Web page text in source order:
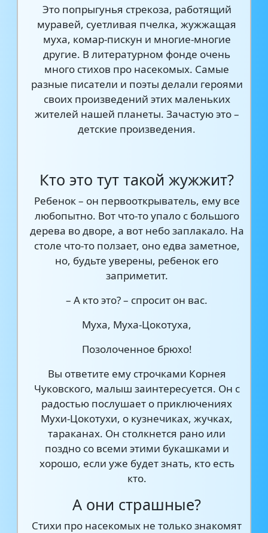
Это попрыгунья стрекоза, работящий
муравей, суетливая пчелка, жужжащая
муха, комар-пискун и многие-многие
другие. В литературном фонде очень
много стихов про насекомых. Самые
разные писатели и поэты делали героями
своих произведений этих маленьких
жителей нашей планеты. Зачастую это –
детские произведения.
Кто это тут такой жужжит?
Ребенок – он первооткрыватель, ему все
любопытно. Вот что-то упало с большого
дерева во дворе, а вот небо заплакало. На
столе что-то ползает, оно едва заметное,
но, будьте уверены, ребенок его
заприметит.
– А кто это? – спросит он вас.
Муха, Муха-Цокотуха,
Позолоченное брюхо!
Вы ответите ему строчками Корнея
Чуковского, малыш заинтересуется. Он с
радостью послушает о приключениях
Мухи-Цокотухи, о кузнечиках, жучках,
тараканах. Он столкнется рано или
поздно со всеми этими букашками и
хорошо, если уже будет знать, кто есть
кто.
А они страшные?
Стихи про насекомых не только знакомят